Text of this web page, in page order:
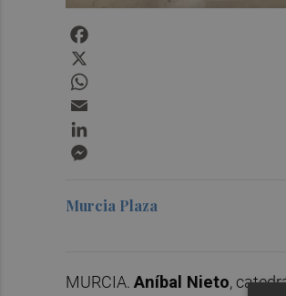
Murcia Plaza
MURCIA. Aníbal Nieto,